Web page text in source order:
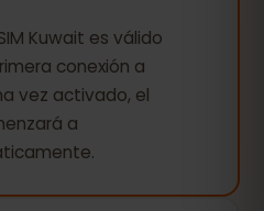
Kuwait es válido
conexión a
vez activado, el
a